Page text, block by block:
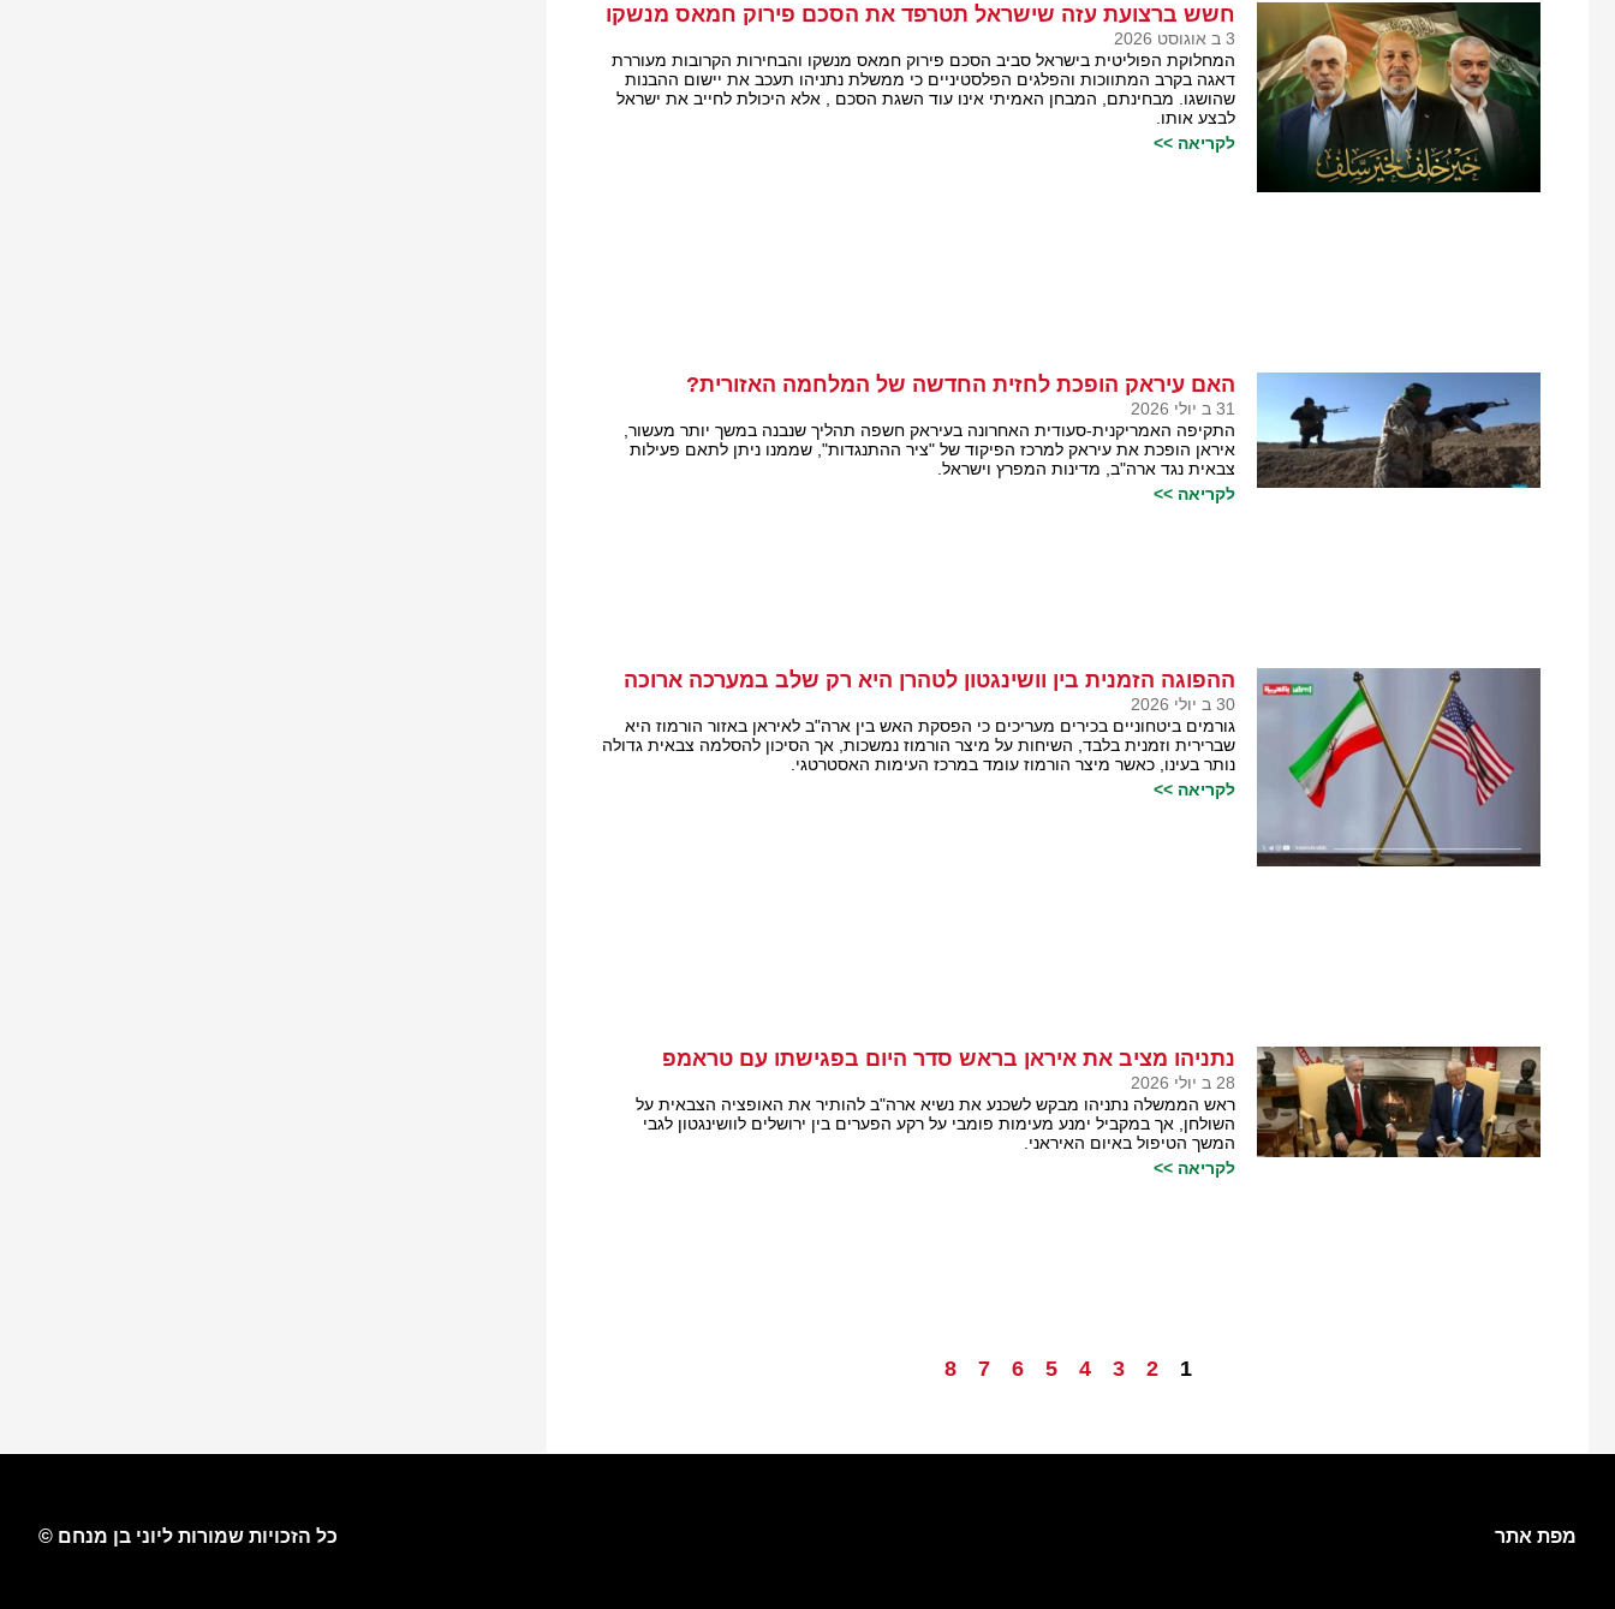
חשש ברצועת עזה שישראל תטרפד את הסכם פירוק חמאס מנשקו
3 ב אוגוסט 2026
המחלוקת הפוליטית בישראל סביב הסכם פירוק חמאס מנשקו והבחירות הקרובות מעוררת
דאגה בקרב המתווכות והפלגים הפלסטיניים כי ממשלת נתניהו תעכב את יישום ההבנות
שהושגו. מבחינתם, המבחן האמיתי אינו עוד השגת הסכם , אלא היכולת לחייב את ישראל
לבצע אותו.
לקריאה >>
האם עיראק הופכת לחזית החדשה של המלחמה האזורית?
31 ב יולי 2026
התקיפה האמריקנית-סעודית האחרונה בעיראק חשפה תהליך שנבנה במשך יותר מעשור,
איראן הופכת את עיראק למרכז הפיקוד של "ציר ההתנגדות", שממנו ניתן לתאם פעילות
צבאית נגד ארה"ב, מדינות המפרץ וישראל.
לקריאה >>
ההפוגה הזמנית בין וושינגטון לטהרן היא רק שלב במערכה ארוכה
30 ב יולי 2026
גורמים ביטחוניים בכירים מעריכים כי הפסקת האש בין ארה"ב לאיראן באזור הורמוז היא
שברירית וזמנית בלבד, השיחות על מיצר הורמוז נמשכות, אך הסיכון להסלמה צבאית גדולה
נותר בעינו, כאשר מיצר הורמוז עומד במרכז העימות האסטרטגי.
לקריאה >>
נתניהו מציב את איראן בראש סדר היום בפגישתו עם טראמפ
28 ב יולי 2026
ראש הממשלה נתניהו מבקש לשכנע את נשיא ארה"ב להותיר את האופציה הצבאית על
השולחן, אך במקביל ימנע מעימות פומבי על רקע הפערים בין ירושלים לוושינגטון לגבי
המשך הטיפול באיום האיראני.
לקריאה >>
1
2
3
4
5
6
7
8
מפת אתר כל הזכויות שמורות ליוני בן מנחם ©